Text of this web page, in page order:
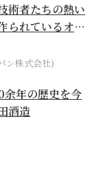
術者たちの熱い
られているオー
ン株式会社)
余年の歴史を今
酒造